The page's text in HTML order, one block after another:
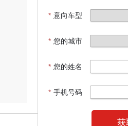
* 意向车型
* 您的城市
* 您的姓名
* 手机号码
获